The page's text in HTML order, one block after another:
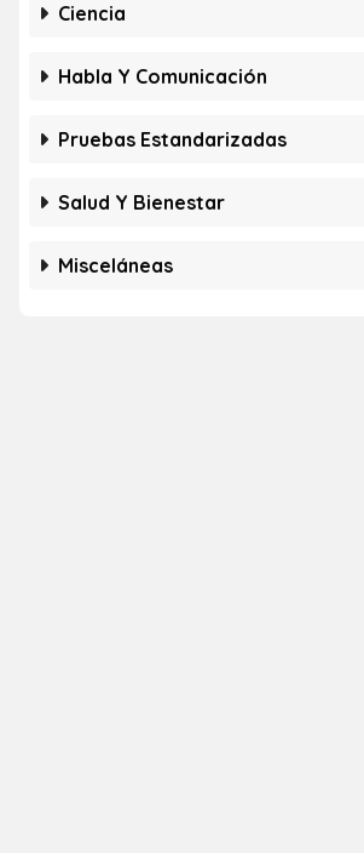
Ciencia
Habla Y Comunicación
Pruebas Estandarizadas
Salud Y Bienestar
Misceláneas